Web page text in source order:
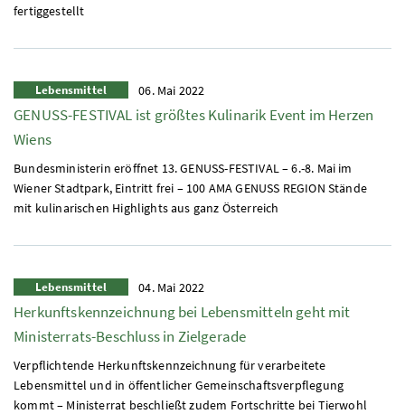
fertiggestellt
Lebensmittel 06. Mai 2022
GENUSS-FESTIVAL ist größtes Kulinarik Event im Herzen
Wiens
Bundesministerin eröffnet 13. GENUSS-FESTIVAL – 6.-8. Mai im
Wiener Stadtpark, Eintritt frei – 100 AMA GENUSS REGION Stände
mit kulinarischen Highlights aus ganz Österreich
Lebensmittel 04. Mai 2022
Herkunftskennzeichnung bei Lebensmitteln geht mit
Ministerrats-Beschluss in Zielgerade
Verpflichtende Herkunftskennzeichnung für verarbeitete
Lebensmittel und in öffentlicher Gemeinschaftsverpflegung
kommt – Ministerrat beschließt zudem Fortschritte bei Tierwohl